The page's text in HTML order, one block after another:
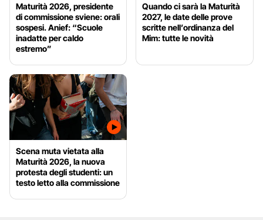
Maturità 2026, presidente
di commissione sviene: orali
sospesi. Anief: “Scuole
inadatte per caldo
estremo”
Quando ci sarà la Maturità
2027, le date delle prove
scritte nell’ordinanza del
Mim: tutte le novità
Scena muta vietata alla
Maturità 2026, la nuova
protesta degli studenti: un
testo letto alla commissione